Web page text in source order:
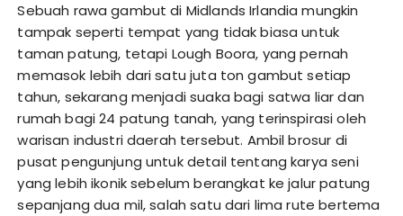
Sebuah rawa gambut di Midlands Irlandia mungkin
tampak seperti tempat yang tidak biasa untuk
taman patung, tetapi Lough Boora, yang pernah
memasok lebih dari satu juta ton gambut setiap
tahun, sekarang menjadi suaka bagi satwa liar dan
rumah bagi 24 patung tanah, yang terinspirasi oleh
warisan industri daerah tersebut. Ambil brosur di
pusat pengunjung untuk detail tentang karya seni
yang lebih ikonik sebelum berangkat ke jalur patung
sepanjang dua mil, salah satu dari lima rute bertema